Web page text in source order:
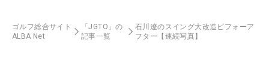
ゴルフ総合サイト
ALBA Net
「JGTO」の
記事一覧
石川遼のスイング大改造ビフォーア
フター【連続写真】